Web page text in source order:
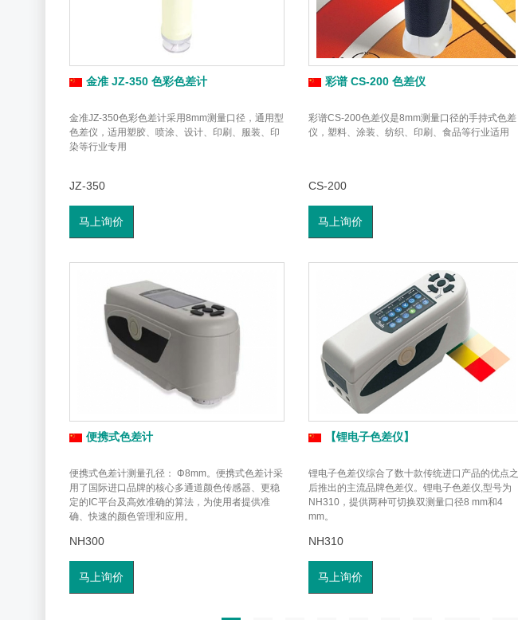
金准 JZ-350 色彩色差计
金准JZ-350色彩色差计采用8mm测量口径，通用型
色差仪，适用塑胶、喷涂、设计、印刷、服装、印
染等行业专用
JZ-350
马上询价
彩谱 CS-200 色差仪
彩谱CS-200色差仪是8mm测量口径的手持式色差
仪，塑料、涂装、纺织、印刷、食品等行业适用
CS-200
马上询价
便携式色差计
便携式色差计测量孔径： Φ8mm。便携式色差计采
用了国际进口品牌的核心多通道颜色传感器、更稳
定的IC平台及高效准确的算法，为使用者提供准
确、快速的颜色管理和应用。
NH300
马上询价
【锂电子色差仪】
锂电子色差仪综合了数十款传统进口产品的优点之
后推出的主流品牌色差仪。锂电子色差仪,型号为
NH310，提供两种可切换双测量口径8 mm和4
mm。
NH310
马上询价